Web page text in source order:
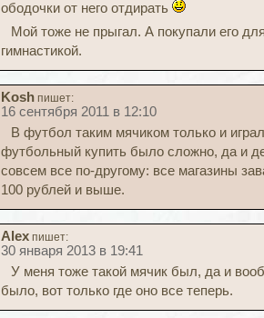
ободочки от него отдирать
Мой тоже не прыгал. А покупали его
гимнастикой.
Kosh пишет:
16 сентября 2011 в 12:10
В футбол таким мячиком только и
футбольный купить было сложно, да и
совсем все по-другому: все магазины
100 рублей и выше.
Alex пишет:
30 января 2013 в 19:41
У меня тоже такой мячик был, да и
было, вот только где оно все теперь.